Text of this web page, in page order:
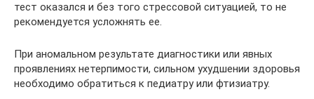
тест оказался и без того стрессовой ситуацией, то не
рекомендуется усложнять ее.
При аномальном результате диагностики или явных
проявлениях нетерпимости, сильном ухудшении здоровья
необходимо обратиться к педиатру или фтизиатру.